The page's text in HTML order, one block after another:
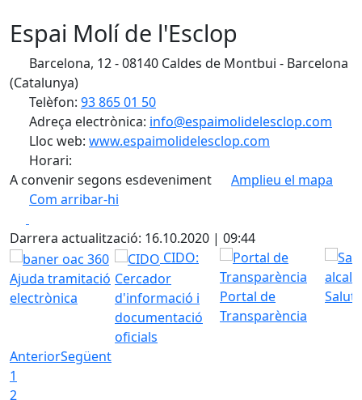
Espai Molí de l'Esclop
Barcelona, 12 - 08140 Caldes de Montbui - Barcelona
(Catalunya)
Telèfon: 93 865 01 50
Adreça electrònica: info@espaimolidelesclop.com
Lloc web: www.espaimolidelesclop.com
Horari:
A convenir segons esdeveniment
Amplieu el mapa
Com arribar-hi
+
−
Darrera actualització: 16.10.2020 | 09:44
Ajuda tramitació
electrònica
CIDO:
Cercador
d'informació i
documentació
oficials
Portal de
Transparència
AnteriorSegüent
1
2